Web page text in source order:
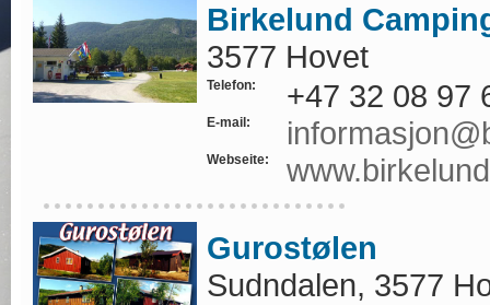
Birkelund
3577 Hovet
Telefon: +47 32 08 97
E-mail:
Webseite:
Gurostølen
Sudndalen, 3577